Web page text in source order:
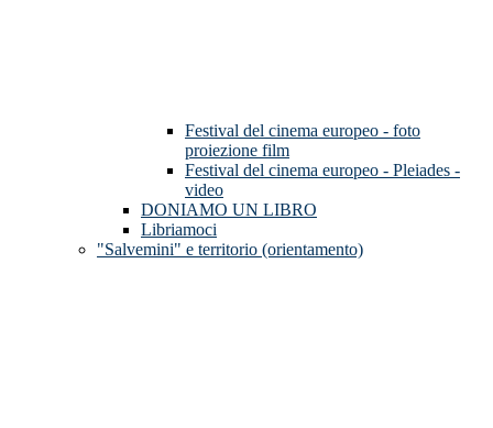
Festival del cinema europeo - foto
proiezione film
Festival del cinema europeo - Pleiades -
video
DONIAMO UN LIBRO
Libriamoci
"Salvemini" e territorio (orientamento)